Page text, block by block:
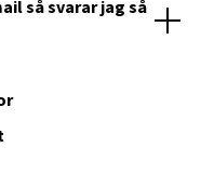
så svarar jag så